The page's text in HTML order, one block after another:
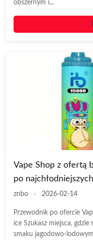
obszernym i...
Vape Shop z ofertą
po
znbo · 2026-02-14
Przewodnik po ofercie
ice Szukasz miejsca,
smaku jagodowo-